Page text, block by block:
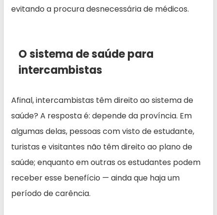
evitando a procura desnecessária de médicos.
O sistema de saúde para
intercambistas
Afinal, intercambistas têm direito ao sistema de
saúde? A resposta é: depende da província. Em
algumas delas, pessoas com visto de estudante,
turistas e visitantes não têm direito ao plano de
saúde; enquanto em outras os estudantes podem
receber esse benefício — ainda que haja um
período de carência.